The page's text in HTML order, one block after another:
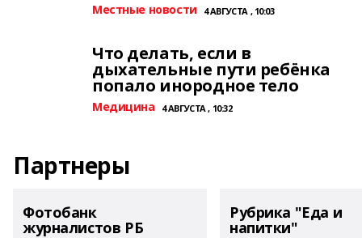
Местные новости 4 АВГУСТА , 10:03
Что делать, если в
дыхательные пути ребёнка
попало инородное тело
Медицина 4 АВГУСТА , 10:32
Партнеры
Фотобанк
журналистов РБ
Рубрика "Еда и
напитки"